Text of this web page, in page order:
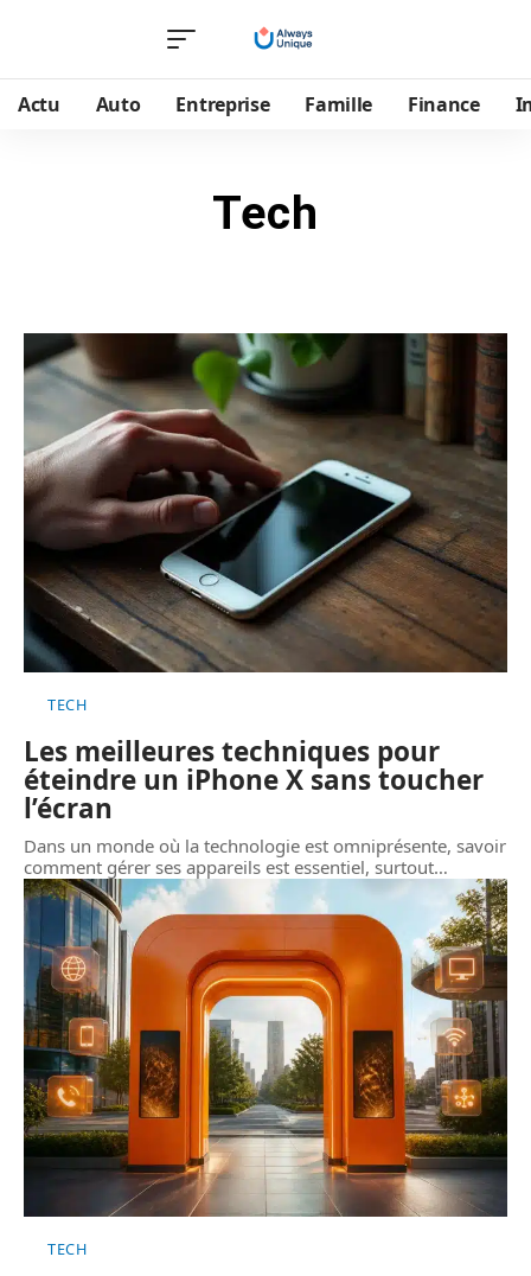
Actu Auto Entreprise Famille Finance
Tech
TECH
Les meilleures techniques pour
éteindre un iPhone X sans toucher
l’écran
Dans un monde où la technologie est omniprésente, savoir
comment gérer ses appareils est essentiel, surtout…
TECH